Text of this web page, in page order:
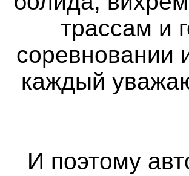
трассам и
соревновании
каждый
И поэтому